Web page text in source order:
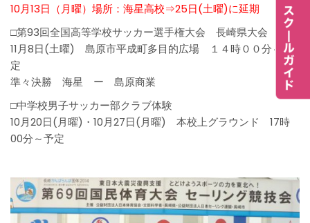
10月13日（月曜）場所：海星高校⇒25日(土曜)に延期
□第93回全国高等学校サッカー選手権大会 長崎県大会
11月8日(土曜) 島原市平成町多目的広場 １４時００分～予
定
準々決勝 海星 ー 島原商業
□中学校男子サッカー部クラブ体験
10月20日(月曜)・10月27日(月曜) 本校上グラウンド 17時
00分～予定